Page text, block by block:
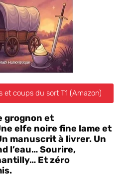
et coups du sort T1 (Amazon)
grognon et
elfe noire fine lame et
manuscrit à livrer. Un
l’eau… Sourire,
Et zéro